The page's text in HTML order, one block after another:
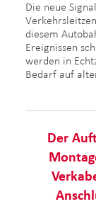
Die neue
diesem
Ereignissen
werden in
Bedarf auf
Der